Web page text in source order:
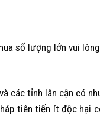
số lượng lớn vui
các tỉnh lân cận có
tiên tiến ít độc hại